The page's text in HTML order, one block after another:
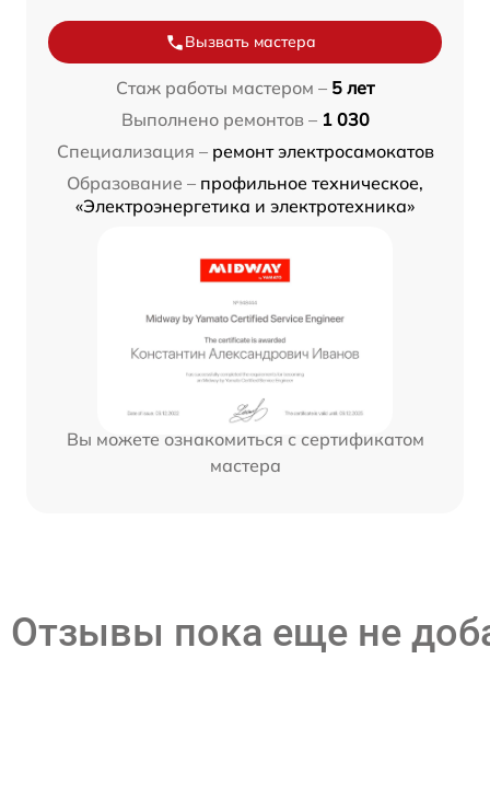
Вызвать мастера
Стаж работы мастером – 5 лет
Выполнено ремонтов – 1 030
Специализация – ремонт электросамокатов
Образование – профильное техническое,
«Электроэнергетика и электротехника»
Вы можете ознакомиться с сертификатом
мастера
Отзывы пока еще не